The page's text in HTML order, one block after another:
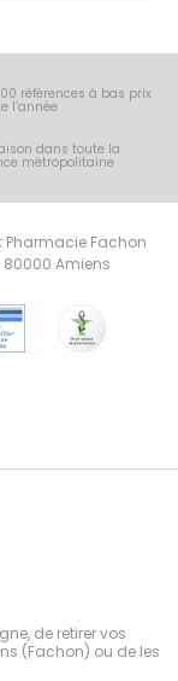
références à bas prix
l’année
dans toute la
métropolitaine
Pharmacie Fachon
80000 Amiens
de retirer vos
(Fachon) ou de les